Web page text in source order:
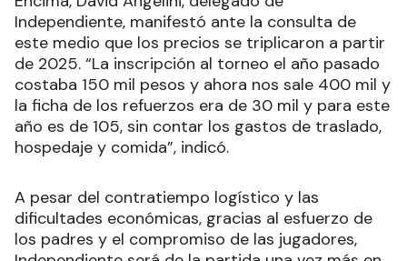
Independiente, manifestó ante la consulta de
este medio que los precios se triplicaron a partir
de 2025. “La inscripción al torneo el año pasado
costaba 150 mil pesos y ahora nos sale 400 mil y
la ficha de los refuerzos era de 30 mil y para este
año es de 105, sin contar los gastos de traslado,
hospedaje y comida”, indicó.
A pesar del contratiempo logístico y las
dificultades económicas, gracias al esfuerzo de
los padres y el compromiso de las jugadores,